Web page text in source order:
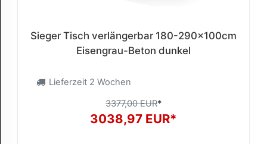
Sieger Tisch verlängerbar 180-290x100cm
Eisengrau-Beton dunkel
Lieferzeit 2 Wochen
3377,00 EUR*
3038,97 EUR*